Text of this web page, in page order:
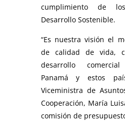
cumplimiento de
Desarrollo Sostenible.
“Es nuestra visión el
de calidad de vida,
desarrollo
Panamá y estos
Viceministra de
Cooperación, María
comisión de